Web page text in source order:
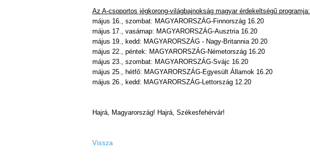
Az A-csoportos jégkorong-világbajnokság magyar érdekeltségű programja:
május 16., szombat: MAGYARORSZÁG-Finnország 16.20
május 17., vasárnap: MAGYARORSZÁG-Ausztria 16.20
május 19., kedd: MAGYARORSZÁG - Nagy-Britannia 20.20
május 22., péntek: MAGYARORSZÁG-Németország 16.20
május 23., szombat: MAGYARORSZÁG-Svájc 16.20
május 25., hétfő: MAGYARORSZÁG-Egyesült Államok 16.20
május 26., kedd: MAGYARORSZÁG-Lettország 12.20
Hajrá, Magyarország! Hajrá, Székesfehérvár!
Vissza